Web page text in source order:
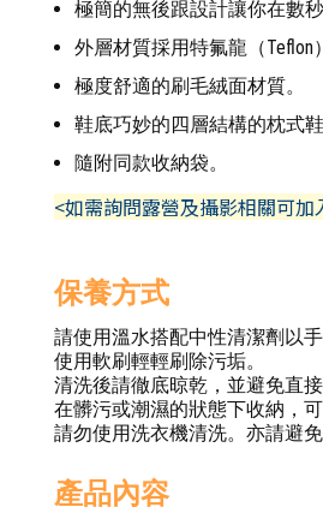
極簡的無後跟設計讓你在數秒
外層材質採用特氟龍（Teflon
極度舒適的刷毛絨面材質。
鞋底巧妙的四層結構的枕式
隨附同款收納袋。
<如需詢問露營及攝影相關可
保養方式
請使用溫水搭配中性清潔劑以手
使用軟刷輕輕刷除污垢。
清洗後請徹底晾乾，並避免直接
在髒污或潮濕的狀態下收納，
請勿使用洗衣機清洗。亦請避
產品內容